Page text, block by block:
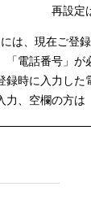
再設定
は、 現在ご登
「電話番号」が
時に入力した
力、空欄の方は